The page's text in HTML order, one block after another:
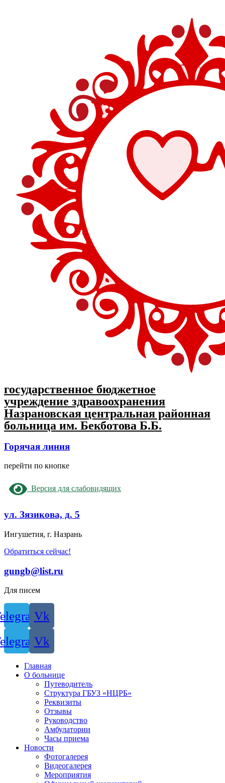
государственное бюджетное
учреждение здравоохранения
Назрановская центральная районная
больница им. Бекботова Б.Б.
Горячая линия
перейти по кнопке
Версия для слабовидящих
ул. Зязикова, д. 5
Ингушетия, г. Назрань
Обратиться сейчас!
gungb@list.ru
Для писем
Vk
Vk
Главная
О больнице
Путеводитель
Структура ГБУЗ «НЦРБ»
Реквизиты
Отзывы
Руководство
Амбулатории
Часы приема
Новости
Фотогалерея
Видеогалерея
Мероприятия